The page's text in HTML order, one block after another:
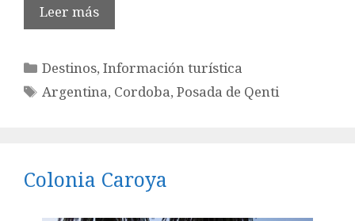
Leer más
Categorías
Destinos,Información turística
Etiquetas
Argentina, Cordoba,Posada de Qenti
Colonia Caroya